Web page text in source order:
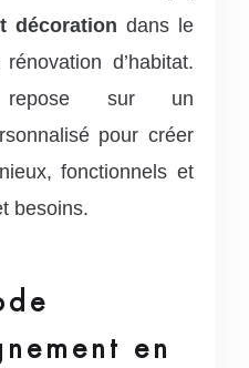
décoration dans le
d’habitat.
repose sur un
pour créer
fonctionnels et
besoins.
en